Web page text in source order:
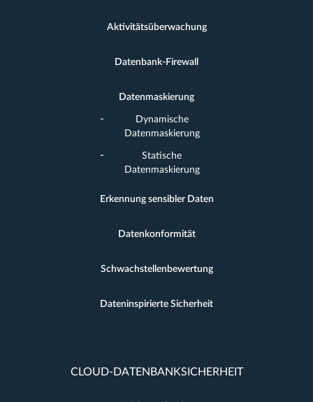
Aktivitätsüberwachung
Datenbank-Firewall
Datenmaskierung
Dynamische
Datenmaskierung
Statische
Datenmaskierung
Erkennung sensibler Daten
Datenkonformität
Schwachstellenbewertung
Dateninspirierte Sicherheit
CLOUD-DATENBANKSICHERHEIT